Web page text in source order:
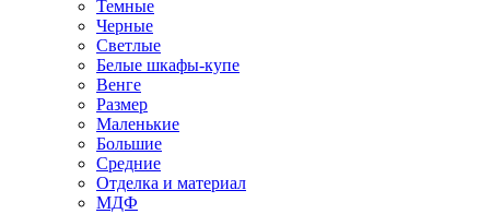
Темные
Черные
Светлые
Белые шкафы-купе
Венге
Размер
Маленькие
Большие
Средние
Отделка и материал
МДФ